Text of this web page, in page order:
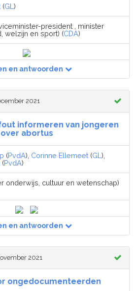
(GL )
president , minister
welzijn en sport) (CDA)
en antwoorden
2021
informeren van jongeren
over abortus
(PvdA), Corinne Ellemeet (GL ),
(PvdA)
onderwijs, cultuur en wetenschap)
en antwoorden
2021
ongedocumenteerden